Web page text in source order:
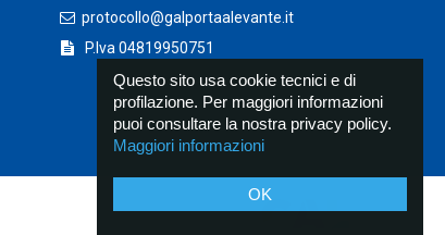
OK
Questo sito usa cookie tecnici e di
profilazione. Per maggiori informazioni
puoi consultare la nostra privacy policy.
Maggiori informazioni
protocollo@galportaalevante.it
P.Iva 04819950751